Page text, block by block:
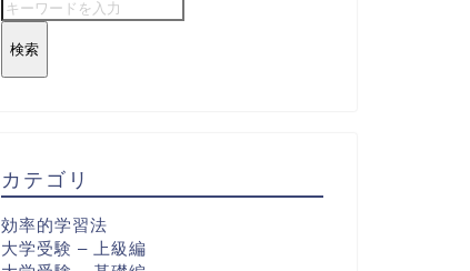
検索
カテゴリ
効率的学習法
大学受験 – 上級編